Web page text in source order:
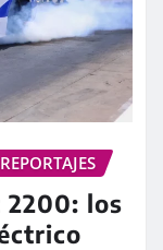
REPORTAJES
2200: los